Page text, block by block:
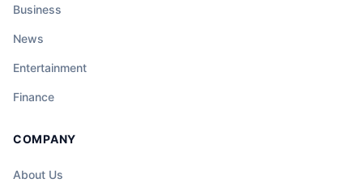
Business
News
Entertainment
Finance
COMPANY
About Us